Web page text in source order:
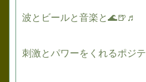
波とビールと音楽と🌊🍺♬
刺激とパワーをくれるポジ